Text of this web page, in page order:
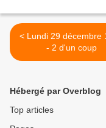
< Lundi 29 décembre 1958
- 2 d'un coup
Hébergé par Overblog
Top articles